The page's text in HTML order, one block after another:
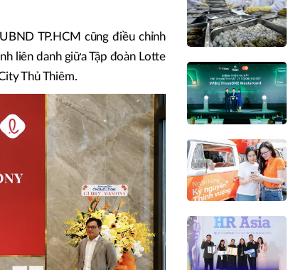
TP.HCM cũng điều chỉnh
liên danh giữa Tập đoàn Lotte
Thủ Thiêm.